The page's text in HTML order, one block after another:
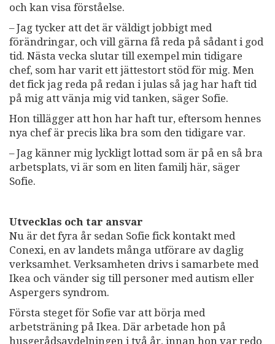
och kan visa förståelse.
– Jag tycker att det är väldigt jobbigt med
förändringar, och vill gärna få reda på sådant i god
tid. Nästa vecka slutar till exempel min tidigare
chef, som har varit ett jättestort stöd för mig. Men
det fick jag reda på redan i julas så jag har haft tid
på mig att vänja mig vid tanken, säger Sofie.
Hon tillägger att hon har haft tur, eftersom hennes
nya chef är precis lika bra som den tidigare var.
– Jag känner mig lyckligt lottad som är på en så bra
arbetsplats, vi är som en liten familj här, säger
Sofie.
Utvecklas och tar ansvar
Nu är det fyra år sedan Sofie fick kontakt med
Conexi, en av landets många utförare av daglig
verksamhet. Verksamheten drivs i samarbete med
Ikea och vänder sig till personer med autism eller
Aspergers syndrom.
Första steget för Sofie var att börja med
arbetsträning på Ikea. Där arbetade hon på
husgerådsavdelningen i två år, innan hon var redo